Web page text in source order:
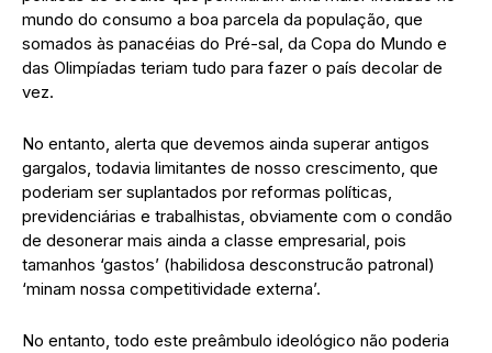
mundo do consumo a boa parcela da população, que
somados às panacéias do Pré-sal, da Copa do Mundo e
das Olimpíadas teriam tudo para fazer o país decolar de
vez.
No entanto, alerta que devemos ainda superar antigos
gargalos, todavia limitantes de nosso crescimento, que
poderiam ser suplantados por reformas políticas,
previdenciárias e trabalhistas, obviamente com o condão
de desonerar mais ainda a classe empresarial, pois
tamanhos ‘gastos’ (habilidosa desconstrucão patronal)
‘minam nossa competitividade externa’.
No entanto, todo este preâmbulo ideológico não poderia